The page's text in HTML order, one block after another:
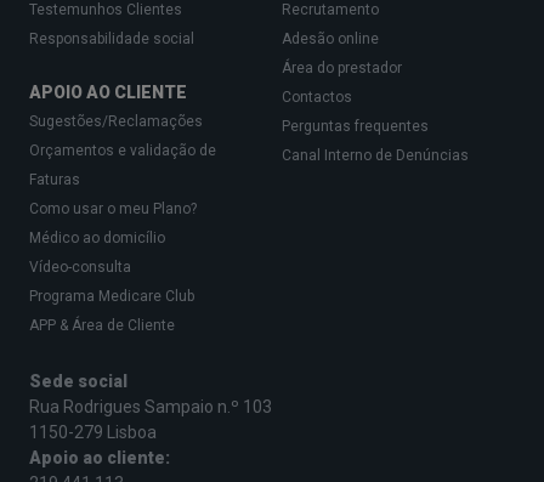
Testemunhos Clientes
Responsabilidade social
APOIO AO CLIENTE
Sugestões/Reclamações
Orçamentos e validação de
Faturas
Como usar o meu Plano?
Médico ao domicílio
Vídeo-consulta
Programa Medicare Club
APP & Área de Cliente
Recrutamento
Adesão online
Área do prestador
Contactos
Perguntas frequentes
Canal Interno de Denúncias
Sede social
Rua Rodrigues Sampaio n.º 103
1150-279 Lisboa
Apoio ao cliente: